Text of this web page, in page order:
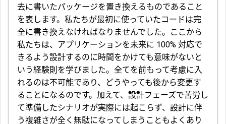
去に書いたパッケージを置き換えるものであること
を表します。私たちが最初に使っていたコードは完
全に書き換えなければなりませんでした。ここから
私たちは、アプリケーションを未来に 100% 対応で
きるよう設計するのに時間をかけても意味がないと
いう経験則を学びました。全てを前もって考慮に入
れるのは不可能であり、どうやっても後から変更す
ることになるのです。加えて、設計フェーズで苦労し
て準備したシナリオが実際には起こらず、設計に伴
う複雑さが全く無駄になってしまうこともよくあり